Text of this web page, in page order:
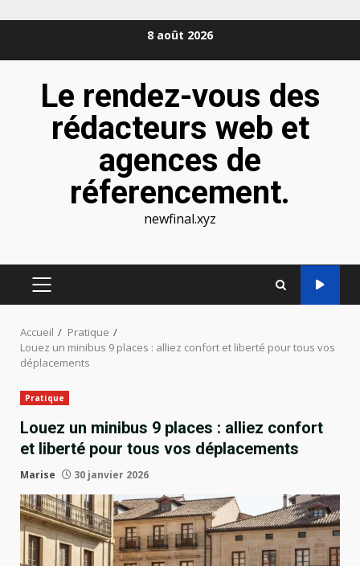
8 août 2026
Le rendez-vous des
rédacteurs web et
agences de
réferencement.
newfinal.xyz
MENU
Accueil
Pratique
Louez un minibus 9 places : alliez confort et liberté pour tous vos
déplacements
Pratique
Louez un minibus 9 places : alliez confort
et liberté pour tous vos déplacements
Marise 30 janvier 2026